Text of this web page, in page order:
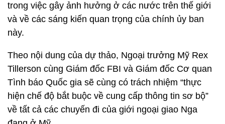
trong việc gây ảnh hưởng ở các nước trên thế giới
và về các sáng kiến quan trọng của chính ủy ban
này.
Theo nội dung của dự thảo, Ngoại trưởng Mỹ Rex
Tillerson cùng Giám đốc FBI và Giám đốc Cơ quan
Tình báo Quốc gia sẽ cùng có trách nhiệm “thực
hiện chế độ bắt buộc về cung cấp thông tin sơ bộ”
về tất cả các chuyến đi của giới ngoại giao Nga